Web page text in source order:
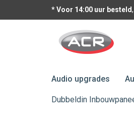
* Voor 14:00 uur besteld
Audio upgrades
Dubbeldin